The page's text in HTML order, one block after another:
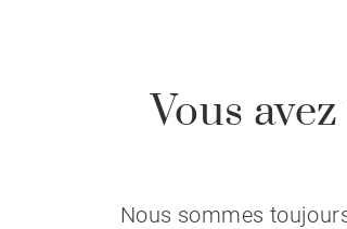
Vous
Nous sommes